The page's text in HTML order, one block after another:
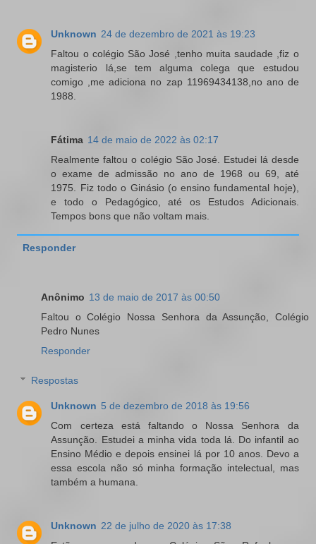
Unknown 24 de dezembro de 2021 às 19:23
Faltou o colégio São José ,tenho muita saudade ,fiz o
magisterio lá,se tem alguma colega que estudou
comigo ,me adiciona no zap 11969434138,no ano de
1988.
Fátima 14 de maio de 2022 às 02:17
Realmente faltou o colégio São José. Estudei lá desde
o exame de admissão no ano de 1968 ou 69, até
1975. Fiz todo o Ginásio (o ensino fundamental hoje),
e todo o Pedagógico, até os Estudos Adicionais.
Tempos bons que não voltam mais.
Responder
Anônimo 13 de maio de 2017 às 00:50
Faltou o Colégio Nossa Senhora da Assunção, Colégio
Pedro Nunes
Responder
Respostas
Unknown 5 de dezembro de 2018 às 19:56
Com certeza está faltando o Nossa Senhora da
Assunção. Estudei a minha vida toda lá. Do infantil ao
Ensino Médio e depois ensinei lá por 10 anos. Devo a
essa escola não só minha formação intelectual, mas
também a humana.
Unknown 22 de julho de 2020 às 17:38